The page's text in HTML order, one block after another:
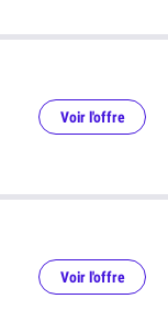
Voir l'offre
Voir l'offre